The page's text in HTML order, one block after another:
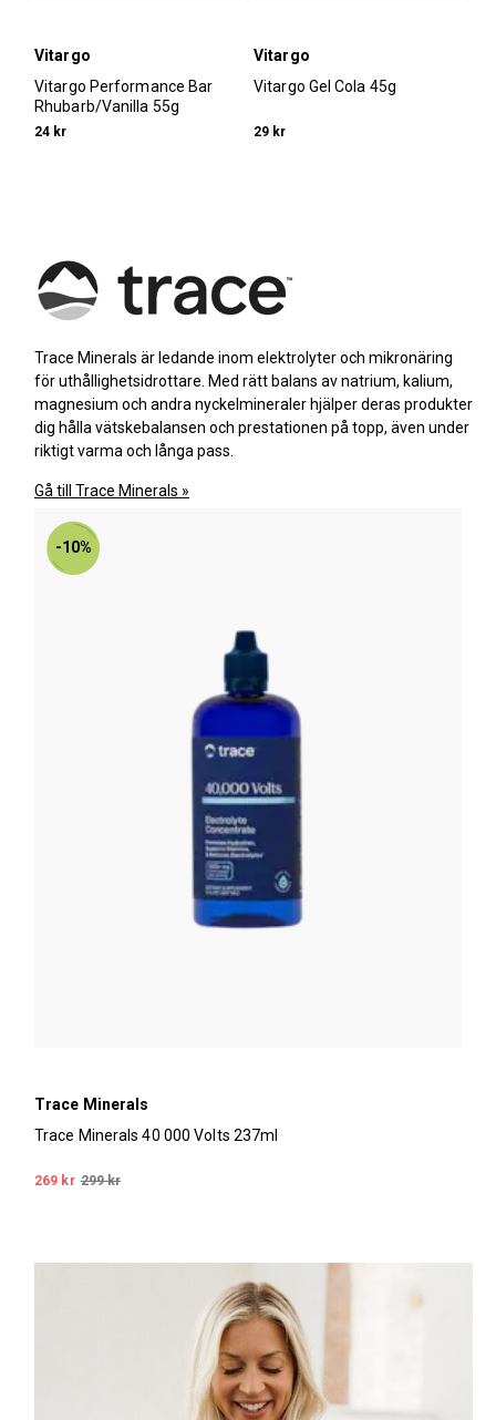
Vitargo
Vitargo Performance Bar
Rhubarb/Vanilla 55g
24 kr
Vitargo
Vitargo Gel Cola 45g
29 kr
Trace Minerals är ledande inom elektrolyter och mikronäring
för uthållighetsidrottare. Med rätt balans av natrium, kalium,
magnesium och andra nyckelmineraler hjälper deras produkter
dig hålla vätskebalansen och prestationen på topp, även under
riktigt varma och långa pass.
Gå till Trace Minerals »
-10%
Trace Minerals
Trace Minerals 40 000 Volts 237ml
269 kr 299 kr